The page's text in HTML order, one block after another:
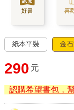
好書 喜
紙本平裝 金
290 元
認購希望書包，